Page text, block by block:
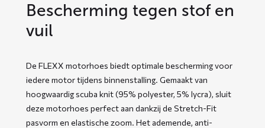
Bescherming tegen stof en
vuil
De FLEXX motorhoes biedt optimale bescherming voor
iedere motor tijdens binnenstalling. Gemaakt van
hoogwaardig scuba knit (95% polyester, 5% lycra), sluit
deze motorhoes perfect aan dankzij de Stretch-Fit
pasvorm en elastische zoom. Het ademende, anti-